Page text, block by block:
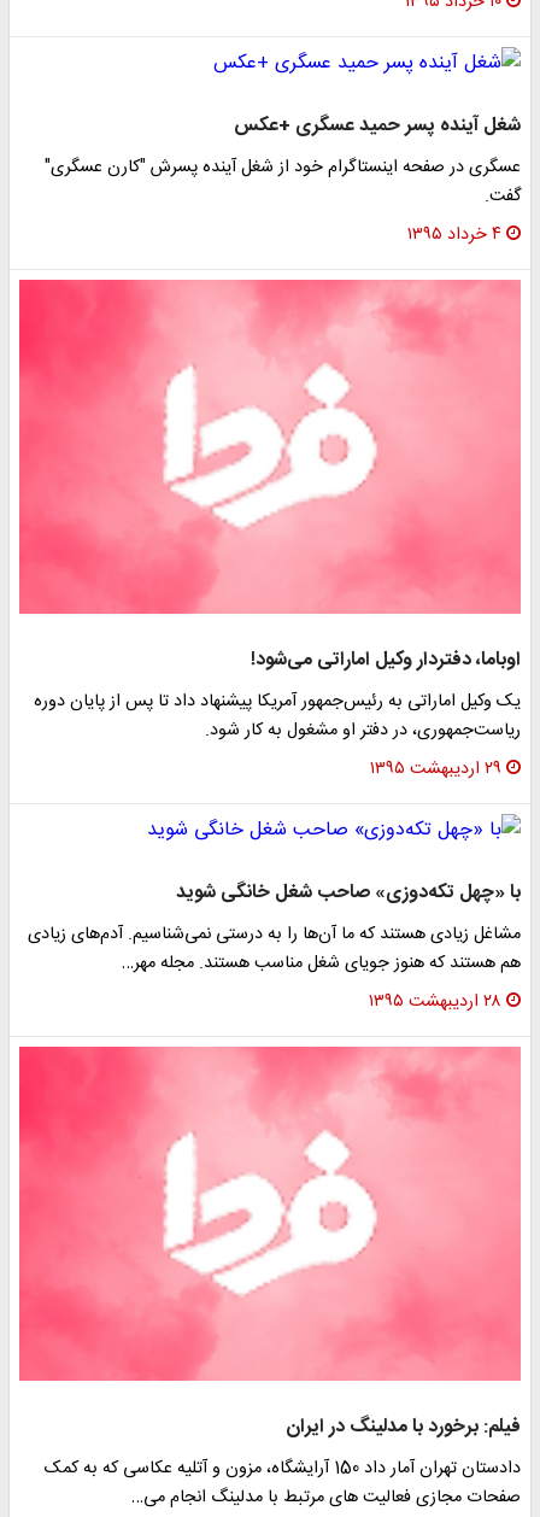
شغل آینده پسر حمید عسگری +عکس
عسگری در صفحه اینستاگرام خود از شغل آینده پسرش "کارن عسگری"
گفت.
۴ خرداد ۱۳۹۵
اوباما، دفتردار وکیل اماراتی می‌شود!
یک وکیل اماراتی به رئیس‌جمهور آمریکا پیشنهاد داد تا پس از پایان دوره
ریاست‌جمهوری، در دفتر او مشغول به کار شود.
۲۹ اردیبهشت ۱۳۹۵
با «چهل تکه‌دوزی» صاحب شغل خانگی شوید
مشاغل زیادی هستند که ما آن‌ها را به درستی نمی‌شناسیم. آدم‌های زیادی
هم هستند که هنوز جویای شغل مناسب هستند. مجله مهر…
۲۸ اردیبهشت ۱۳۹۵
فیلم: برخورد با مدلینگ در ایران
دادستان تهران آمار داد 150 آرایشگاه، مزون و آتلیه عکاسی که به کمک
صفحات مجازی فعالیت های مرتبط با مدلینگ انجام می…